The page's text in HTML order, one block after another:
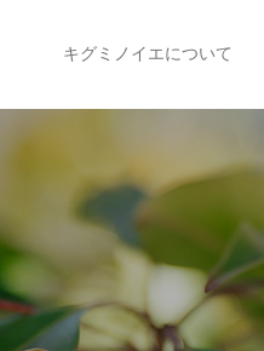
キグミノイエについて